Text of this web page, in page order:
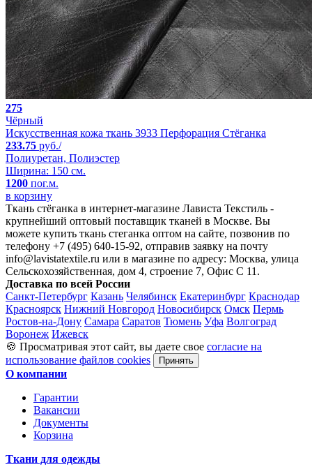
275
Чёрный
Искусственная кожа ткань 3933 Перфорация Стёганка
233.75 руб./
Полиуретан, Полиэстер
Ширина: 150 см.
1200 пог.м.
в корзину
Ткань стёганка в интернет-магазине Лависта Текстиль -
крупнейший оптовый поставщик тканей в Москве. Вы
можете купить ткань стеганка оптом на сайте, позвонив по
телефону +7 (495) 640-15-92, отправив заявку на почту
info@lavistatextile.ru или в магазине по адресу: Москва, улица
Сельскохозяйственная, дом 4, строение 7, Офис С 11.
Доставка по всей России
Санкт-Петербург Казань Челябинск Екатеринбург Краснодар
Красноярск Нижний Новгород Новосибирск Омск Пермь
Ростов-на-Дону Самара Саратов Тюмень Уфа Волгоград
Воронеж Ижевск
🍪 Просматривая этот сайт, вы даете свое согласие на
использование файлов cookies
Принять
О компании
Гарантии
Вакансии
Документы
Корзина
Ткани для одежды